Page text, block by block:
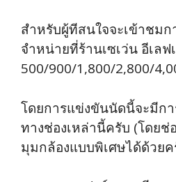
สำหรับผู้ทีสนใจจะเข้าชม
จำหน่ายที่ร้านเซเว่น อีเลฟ
500/900/1,800/2,800/
โดยการแข่งขันนัดนี้จะมีก
ทางช่องเหล่านี้ครับ (โดยช่
มุมกล้องแบบพิเศษได้ด้วยค